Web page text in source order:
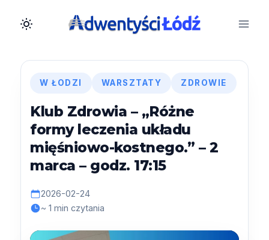
W ŁODZI WARSZTATY ZDROWIE
Klub Zdrowia – „Różne
formy leczenia układu
mięśniowo-kostnego.” – 2
marca – godz. 17:15
2026-02-24
~ 1 min czytania